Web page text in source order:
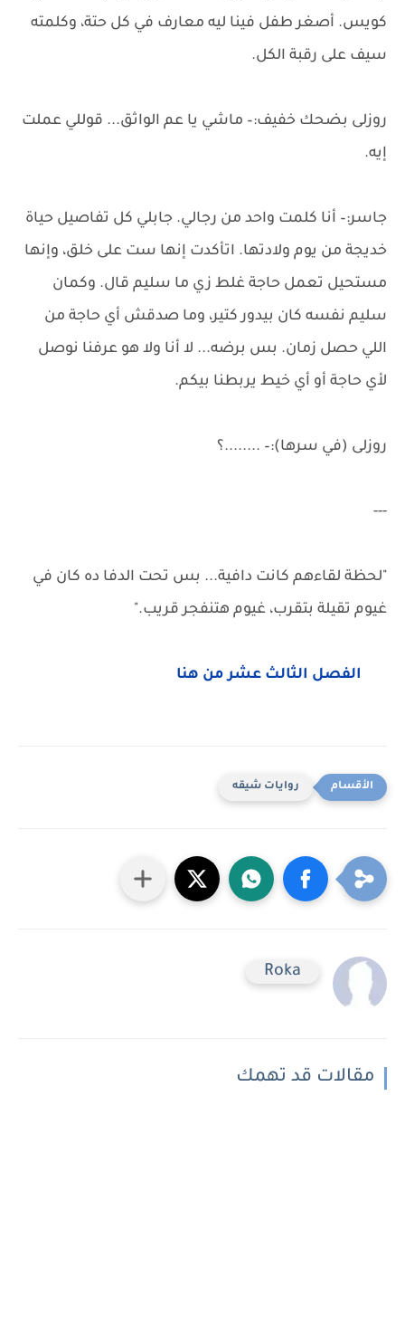
كويس. أصغر طفل فينا ليه معارف في كل حتة، وكلمته
سيف على رقبة الكل.
روزلى بضحك خفيف:– ماشي يا عم الواثق... قوللي عملت
إيه.
جاسر:– أنا كلمت واحد من رجالي. جابلي كل تفاصيل حياة
خديجة من يوم ولادتها. اتأكدت إنها ست على خلق، وإنها
مستحيل تعمل حاجة غلط زي ما سليم قال. وكمان
سليم نفسه كان بيدور كتير، وما صدقش أي حاجة من
اللي حصل زمان. بس برضه... لا أنا ولا هو عرفنا نوصل
لأي حاجة أو أي خيط يربطنا بيكم.
روزلى (في سرها):– ........؟
---
"لحظة لقاءهم كانت دافية... بس تحت الدفا ده كان في
غيوم تقيلة بتقرب، غيوم هتنفجر قريب."
الفصل الثالث عشر من هنا
روايات شيقه
Roka
مقالات قد تهمك